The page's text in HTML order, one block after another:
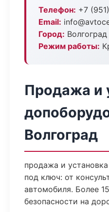
Телефон: +7
Email:
Город: Волгоград
Режим работы:
Продажа и
Волгоград
продажа и
под ключ: от
автомобиля. Более
безопасности на